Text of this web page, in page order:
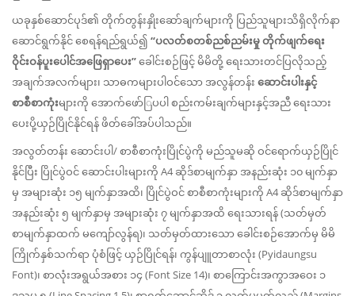
ယခုနှစ်ဆောင်ပုဒ်၏ တိုက်တွန်းနှိုးဆော်ချက်များကို ပြည်သူများသိရှိလိုက်နာ
ဆောင်ရွက်နိုင် စေရန်ရည်ရွယ်၍ “ပလတ်စတစ်ညစ်ညမ်းမှု တိုက်ဖျက်ရေး
ဝိုင်းဝန်ပူးပေါင်အဖြေရှာပေး”ခေါင်းစဉ်ဖြင့် မိမိတို့ ရေးသားတင်ပြလိုသည့်
အချက်အလက်များ၊ သာဓကများပါဝင်သော အလွန်တန်း ဆောင်းပါးနှင့်
စာစီစာကုံးများကို အောက်ဖော်ြပပါ စည်းကမ်းချက်များနှင့်အညီ ရေးသား
ပေးပို့ယှဉ်ပြိုင်နိုင်ရန် ဖိတ်ခေါ်အပ်ပါသည်။
အလွတ်တန်း ဆောင်းပါ/ စာစီစာကုံးပြိုင်ပွဲကို မည်သူမဆို ဝင်ရောက်ယှဉ်ပြိုင်
နိုင်ပြီး ပြိုင်ပွဲဝင် ဆောင်းပါးများကို A4 ဆိုဒ်စာမျက်နှာ အနည်းဆုံး ၁၀ မျက်နှာ
မှ အများဆုံး ၁၅ မျက်နှာအထိ၊ ပြိုင်ပွဲဝင် စာစီစာကုံးများကို A4 ဆိုဒ်စာမျက်နှာ
အနည်းဆုံး ၅ မျက်နှာမှ အများဆုံး ၇ မျက်နှာအထိ ရေးသားရန် (သတ်မှတ်
စာမျက်နှာထက် မကျော်လွန်ရ)၊ သတ်မှတ်ထားသော ခေါင်းစဉ်အောက်မှ မိမိ
ကြိုက်နှစ်သက်ရာ ပုံစံဖြင့် ယှဉ်ပြိုင်ရန်၊ ကွန်ပျူတာစာလုံး (Pyidaungsu
Font)၊ စာလုံးအရွယ်အစား ၁၄ (Font Size 14)၊ စာကြောင်းအကွာအဝေး ၁